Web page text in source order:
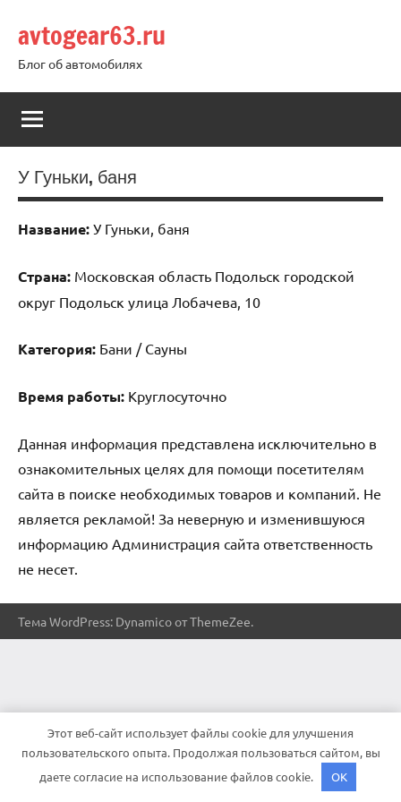
содержимому
avtogear63.ru
Блог об автомобилях
У Гуньки, баня
Название: У Гуньки, баня
Страна: Московская область Подольск городской
округ Подольск улица Лобачева, 10
Категория: Бани / Сауны
Время работы: Круглосуточно
Данная информация представлена исключительно в
ознакомительных целях для помощи посетителям
сайта в поиске необходимых товаров и компаний. Не
является рекламой! За неверную и изменившуюся
информацию Администрация сайта ответственность
не несет.
Тема WordPress: Dynamico от ThemeZee.
Этот веб-сайт использует файлы cookie для улучшения
пользовательского опыта. Продолжая пользоваться сайтом, вы
даете согласие на использование файлов cookie.
OK